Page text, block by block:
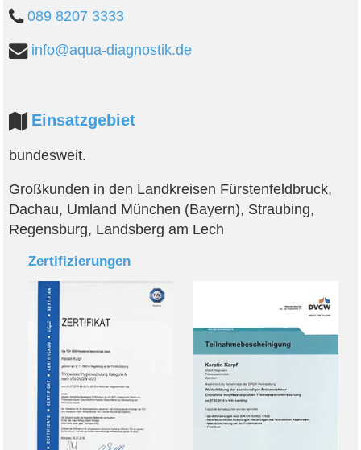
089 8207 3333
info@aqua-diagnostik.de
Einsatzgebiet
bundesweit.
Großkunden in den Landkreisen Fürstenfeldbruck,
Dachau, Umland München (Bayern), Straubing,
Regensburg, Landsberg am Lech
Zertifizierungen